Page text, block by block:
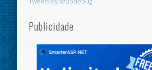
Publicidade